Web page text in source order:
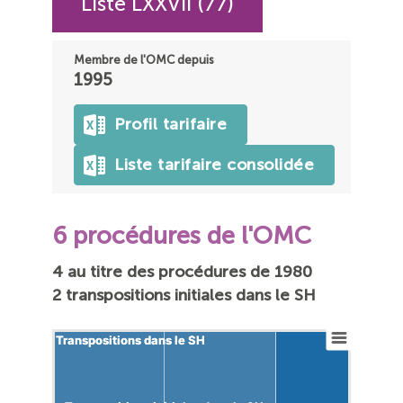
Membre de l'OMC depuis
1995
Profil tarifaire
Liste tarifaire consolidée
6 procédures de l'OMC
4 au titre des procédures de 1980
2 transpositions initiales dans le SH
Transpositions dans le SH
Transpositions dans le SH